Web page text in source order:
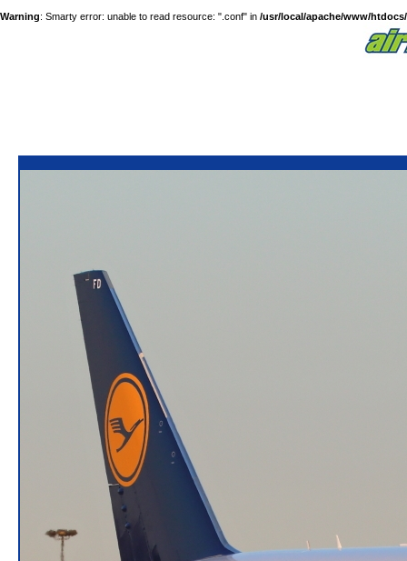
Warning: Smarty error: unable to read resource: ".conf" in /usr/local/apache/www/